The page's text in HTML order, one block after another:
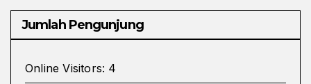
Jumlah Pengunjung
Online Visitors: 4